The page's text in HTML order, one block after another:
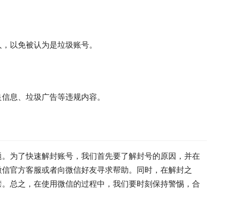
以免被认为是垃圾账号。
息、垃圾广告等违规内容。
为了快速解封账号，我们首先要了解封号的原因，并在
官方客服或者向微信好友寻求帮助。同时，在解封之
总之，在使用微信的过程中，我们要时刻保持警惕，合